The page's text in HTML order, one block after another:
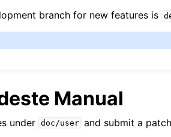
escalas
branch for new features is
Manual
under doc/user and submit a